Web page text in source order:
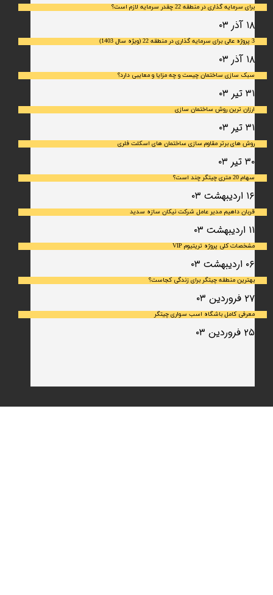
برای سرمایه‌ گذاری در منطقه 22 چقدر سرمایه لازم است؟
۱۸ آذر ۰۳
3 پروژه عالی برای سرمایه گذاری در منطقه 22 (ویژه سال 1403)
۱۸ آذر ۰۳
سبک سازی ساختمان چیست و چه مزایا و معایبی دارد؟
۳۱ تیر ۰۳
ارزان ترین روش ساختمان سازی
۳۱ تیر ۰۳
روش های برتر مقاوم سازی ساختمان های اسکلت فلری
۳۰ تیر ۰۳
سهام 20 متری چیتگر چند است؟
۱۶ اردیبهشت ۰۳
قربان داهیم مدیر عامل شرکت نیکان سازه سدید
۱۱ اردیبهشت ۰۳
مشخصات کلی پروژه تریتیوم VIP
۰۶ اردیبهشت ۰۳
بهترین منطقه چیتگر برای زندگی کجاست؟
۲۷ فروردین ۰۳
معرفی کامل باشگاه اسب سواری چیتگر
۲۵ فروردین ۰۳